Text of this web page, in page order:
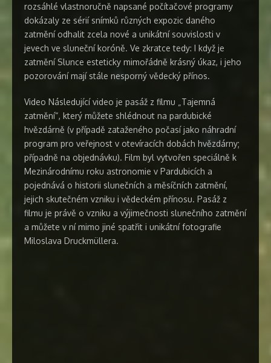
rozsáhlé vlastnoručně napsané počítačové programy
dokázaly ze sérií snímků různých expozic daného
zatmění odhalit zcela nové a unikátní souvislosti v
jevech ve sluneční koróně. Ve zkratce tedy: I když je
zatmění Slunce esteticky mimořádně krásný úkaz, i jeho
pozorování mají stále nesporný vědecký přínos.
Video Následující video je pasáž z filmu „Tajemná
zatmění“, který můžete shlédnout na pardubické
hvězdárně (v případě zataženého počasí jako náhradní
program pro veřejnost v otevíracích dobách hvězdárny;
případně na objednávku). Film byl vytvořen speciálně k
Mezinárodnímu roku astronomie v Pardubicích a
pojednává o historii slunečních a měsíčních zatmění,
jejich skutečném vzniku i vědeckém přínosu. Pasáž z
filmu je právě o vzniku a výjimečnosti slunečního zatmění
a můžete v ní mimo jiné spatřit i unikátní fotografie
Miloslava Druckmüllera.